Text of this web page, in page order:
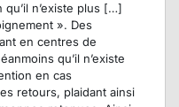
n’existe plus […]
». Des
en centres de
qu’il n’existe
en cas
retours, plaidant ainsi